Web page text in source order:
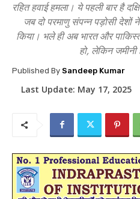
रहित हवाई हमला। ये पहली बार है
जब दो परमाणु संपन्न पड़ोसी देशों
किया। भले ही अब भारत और
हो, लेकिन
Published By Sandeep Kumar
Last Update: May 17, 2025